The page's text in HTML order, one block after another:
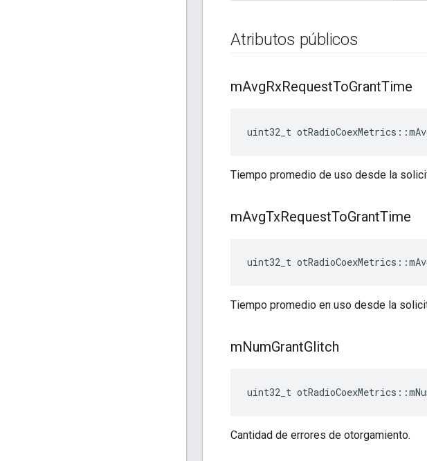
Atributos públicos
mAvgRxRequestToGrantTime
uint32_t otRadioCoexMetrics ::
Tiempo promedio de uso desde la
mAvgTxRequestToGrantTime
uint32_t otRadioCoexMetrics ::
Tiempo promedio en uso desde la
mNumGrantGlitch
uint32_t otRadioCoexMetrics ::
Cantidad de errores de otorgamiento.